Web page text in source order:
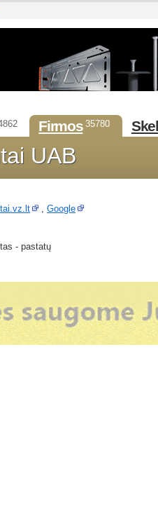
Firmos 35780
UAB
, Google
- pastatų